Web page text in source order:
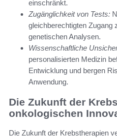
einschränkt.
Zugänglichkeit von Tests:
gleichberechtigten Zugang
genetischen Analysen.
Wissenschaftliche
personalisierten Medizin
Entwicklung und bergen
Anwendung.
Die Zukunft der
onkologischen
Die Zukunft der Krebstherapien